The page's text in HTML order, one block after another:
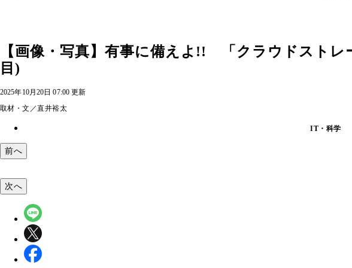
【画像・写真】有事に備えよ!! 「クラウドストレ
目)
2025年10月20日 07:00 更新
取材・文／直井裕太
IT・科学
前へ
次へ